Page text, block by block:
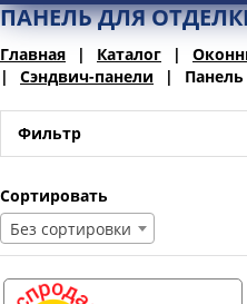
ПАНЕЛЬ ДЛЯ
Главная Каталог
Сэндвич-панели
Фильтр
Сортировать
Без сортировки